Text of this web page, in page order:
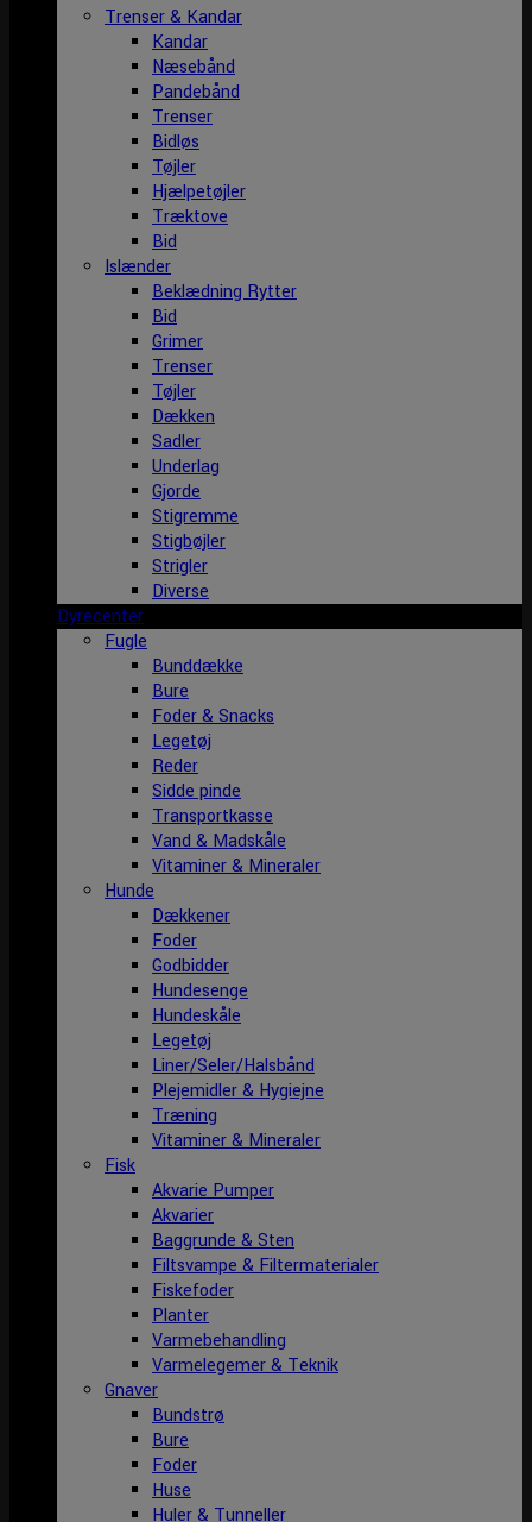
Trenser & Kandar
Kandar
Næsebånd
Pandebånd
Trenser
Bidløs
Tøjler
Hjælpetøjler
Træktove
Bid
Islænder
Beklædning Rytter
Bid
Grimer
Trenser
Tøjler
Dækken
Sadler
Underlag
Gjorde
Stigremme
Stigbøjler
Strigler
Diverse
Dyrecenter
Fugle
Bunddække
Bure
Foder & Snacks
Legetøj
Reder
Sidde pinde
Transportkasse
Vand & Madskåle
Vitaminer & Mineraler
Hunde
Dækkener
Foder
Godbidder
Hundesenge
Hundeskåle
Legetøj
Liner/Seler/Halsbånd
Plejemidler & Hygiejne
Træning
Vitaminer & Mineraler
Fisk
Akvarie Pumper
Akvarier
Baggrunde & Sten
Filtsvampe & Filtermaterialer
Fiskefoder
Planter
Varmebehandling
Varmelegemer & Teknik
Gnaver
Bundstrø
Bure
Foder
Huse
Huler & Tunneller